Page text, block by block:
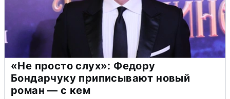
«Не просто слух»: Федору
Бондарчуку приписывают новый
роман — с кем